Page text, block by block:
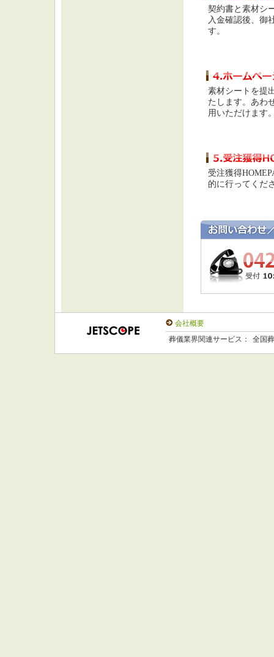
契約書と素材シ
入金確認後、御
す。
素材シートを提
たします。あわ
用いただけます
受注獲得
的に行ってくだ
会社概要
葬儀業界関連サービス：
全国